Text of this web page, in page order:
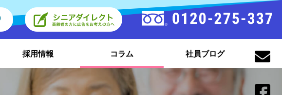
採用情報 コラム 社員ブログ